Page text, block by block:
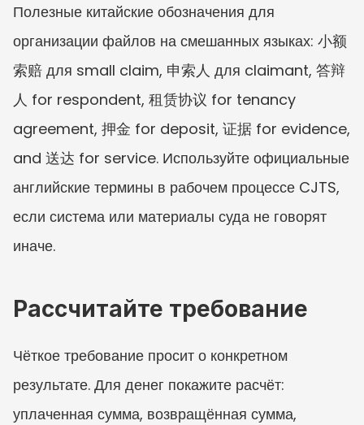
Полезные китайские обозначения для
организации файлов на смешанных языках: 小额
索赔 для small claim, 申索人 для claimant, 答辩
人 for respondent, 租赁协议 for tenancy
agreement, 押金 for deposit, 证据 for evidence,
and 送达 for service. Используйте официальные
английские термины в рабочем процессе CJTS,
если система или материалы суда не говорят
иначе.
Рассчитайте требование
Чёткое требование просит о конкретном
результате. Для денег покажите расчёт:
уплаченная сумма, возвращённая сумма,